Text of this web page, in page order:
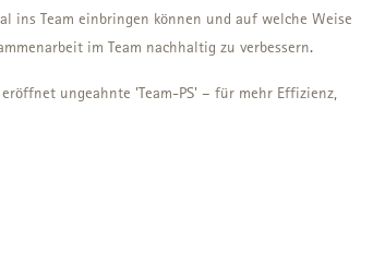
ins Team einbringen können und auf welche Weise
im Team nachhaltig zu verbessern.
ungeahnte 'Team-PS' – für mehr Effizienz,